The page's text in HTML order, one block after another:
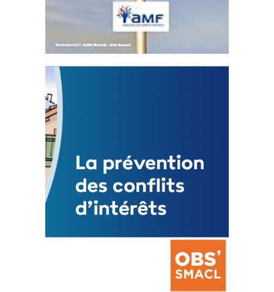
Statut de l’élu local
3 avril 2024
Mise à jour avril 2024
FEUILLETER